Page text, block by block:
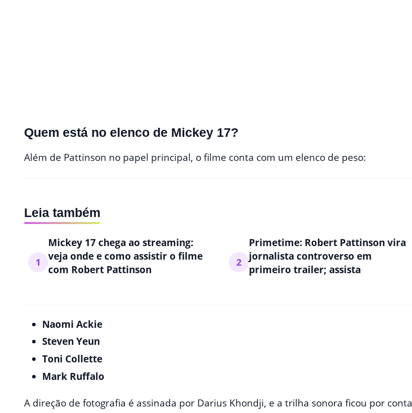
Quem está no elenco de Mickey 17?
Além de Pattinson no papel principal, o filme conta com um elenco de peso:
Leia também
1
Mickey 17 chega ao streaming:
veja onde e como assistir o filme
com Robert Pattinson
2
Primetime: Robert Pattinson vira
jornalista controverso em
primeiro trailer; assista
Naomi Ackie
Steven Yeun
Toni Collette
Mark Ruffalo
A direção de fotografia é assinada por Darius Khondji, e a trilha sonora ficou por conta